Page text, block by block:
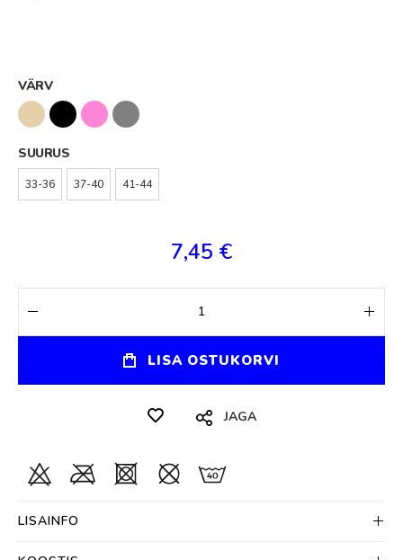
VÄRV
SUURUS
33-36 37-40 41-44
7,45 €
LISA OSTUKORVI
JAGA
LISAINFO